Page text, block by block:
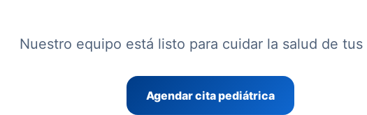
Nuestro equipo está listo para cuidar la salud de tus
Agendar cita pediátrica